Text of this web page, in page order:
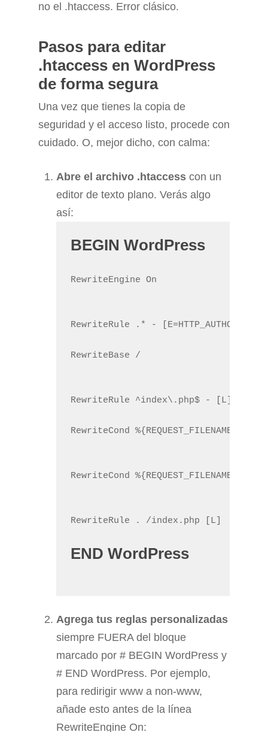
no el .htaccess. Error clásico.
Pasos para editar
.htaccess en WordPress
de forma segura
Una vez que tienes la copia de
seguridad y el acceso listo, procede con
cuidado. O, mejor dicho, con calma:
Abre el archivo .htaccess con un
editor de texto plano. Verás algo
así:
BEGIN WordPress
RewriteEngine On
RewriteBase /
RewriteCond %{REQUEST_FILENAME} !-f
RewriteCond %{REQUEST_FILENAME} !-d
END WordPress
Agrega tus reglas personalizadas
siempre FUERA del bloque
marcado por # BEGIN WordPress y
# END WordPress. Por ejemplo,
para redirigir www a non-www,
añade esto antes de la línea
RewriteEngine On: